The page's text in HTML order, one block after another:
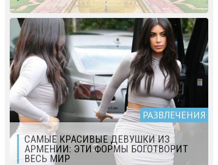
РАЗВЛЕЧЕНИЯ
САМЫЕ КРАСИВЫЕ ДЕВУШКИ ИЗ
АРМЕНИИ: ЭТИ ФОРМЫ БОГОТВОРИТ
ВЕСЬ МИР